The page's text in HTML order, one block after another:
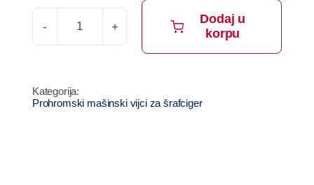
18,48 rsd
ravnom
Dodaj u
korpu
Prohromski mašinski vijci za šrafciger